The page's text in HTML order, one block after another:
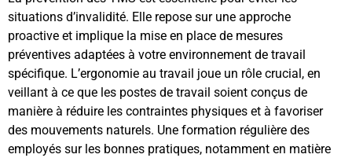
situations d’invalidité. Elle repose sur une approche
proactive et implique la mise en place de mesures
préventives adaptées à votre environnement de travail
spécifique. L’ergonomie au travail joue un rôle crucial, en
veillant à ce que les postes de travail soient conçus de
manière à réduire les contraintes physiques et à favoriser
des mouvements naturels. Une formation régulière des
employés sur les bonnes pratiques, notamment en matière